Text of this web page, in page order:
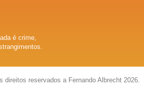
é crime,
direitos reservados a Fernando Albrecht 2026.